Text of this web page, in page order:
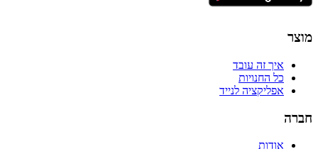
מוצר
איך זה עובד
כל החנויות
אפליקציה לנייד
חברה
אודות